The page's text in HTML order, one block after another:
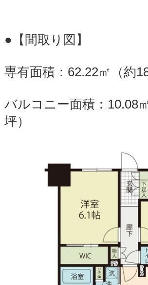
●【間取り図】
専有面積：62.22㎡（約
バルコニー面積：10.08
坪）